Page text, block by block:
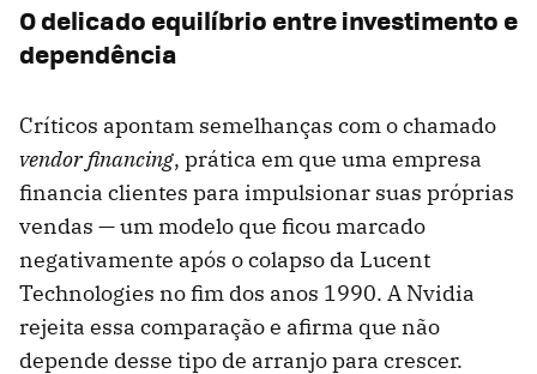
O delicado equilíbrio entre investimento e
dependência
Críticos apontam semelhanças com o chamado
vendor financing, prática em que uma empresa
financia clientes para impulsionar suas próprias
vendas — um modelo que ficou marcado
negativamente após o colapso da Lucent
Technologies no fim dos anos 1990. A Nvidia
rejeita essa comparação e afirma que não
depende desse tipo de arranjo para crescer.